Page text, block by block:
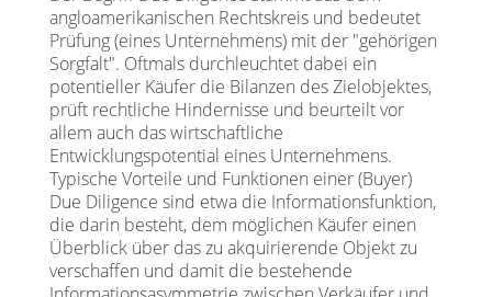
angloamerikanischen Rechtskreis und bedeutet
Prüfung (eines Unternehmens) mit der "gehörigen
Sorgfalt". Oftmals durchleuchtet dabei ein
potentieller Käufer die Bilanzen des Zielobjektes,
prüft rechtliche Hindernisse und beurteilt vor
allem auch das wirtschaftliche
Entwicklungspotential eines Unternehmens.
Typische Vorteile und Funktionen einer (Buyer)
Due Diligence sind etwa die Informationsfunktion,
die darin besteht, dem möglichen Käufer einen
Überblick über das zu akquirierende Objekt zu
verschaffen und damit die bestehende